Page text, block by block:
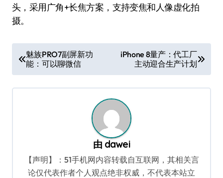
头，采用广角+长焦方案，支持变焦和人像虚化拍
摄。
章
导
魅族PRO7副屏新功
能：可以聊微信
iPhone 8量产：代工厂
主动迎合生产计划
由 dawei
【声明】：51手机网内容转载自互联网，其相关言
论仅代表作者个人观点绝非权威，不代表本站立